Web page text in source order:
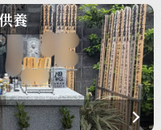
養